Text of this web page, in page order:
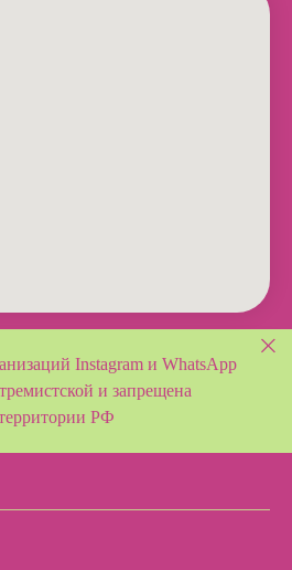
Instagram и WhatsApp
и запрещена
РФ